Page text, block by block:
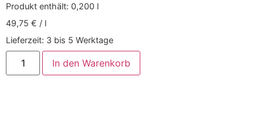
Produkt enthält: 0,200 l
49,75 € / l
Lieferzeit: 3 bis 5 Werktage
In den Warenkorb